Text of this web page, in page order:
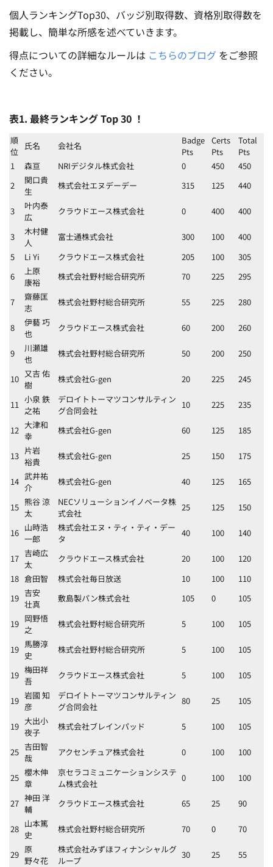
個人ランキングTop30、バッジ別取得数、資格別取得数を
掲載し、簡単な所感を述べていきます。
得点についての詳細なルールは こちらのブログ をご参照
ください。
表1. 最終ランキング Top 30 ！
順
位
氏名 会社名
Badge
Pts
Certs
Pts
Total
Pts
1
森亘 NRIデジタル株式会社 0 450
450
2
関口貴
生
株式会社エヌデーデー 315 125 440
3
叶内泰
広
クラウドエース株式会社 0 400 400
3
木村健
人
富士通株式会社 300 100
400
5
Li Yi クラウドエース株式会社 205 100
305
6
上原
康裕
株式会社野村総合研究所 70 225 295
7
齋藤匡
志
株式会社野村総合研究所 55 225 280
8
伊藝 巧
也
クラウドエース株式会社 60 200 260
9
川瀬雄
也
株式会社野村総合研究所 50 200 250
10 又吉 佑
樹
株式会社G-gen 20 225 245
11 小泉 鉄
之祐
デロイトトーマツコンサルティン
グ合同会社
10 225 235
12 大津和
幸
株式会社G-gen 60 125 185
13 片岩
裕貴
株式会社G-gen 25 150 175
14 武井祐
介
株式会社G-gen 40 125 165
15 熊谷 涼
太
NECソリューションイノベータ株
式会社
25 125 150
16 山時浩
一郎
株式会社エヌ・ティ・ティ・デー
タ
40 100 140
17 吉崎広
太
クラウドエース株式会社 20 100
120
18 倉田智 株式会社毎日放送 10 100
110
19 吉安
壮真
敷島製パン株式会社 105 0 105
19 岡野悟
之
株式会社野村総合研究所 5 100 105
19 馬勝淳
史
株式会社野村総合研究所 5 100 105
19 梅田祥
吾
クラウドエース株式会社 5 100 105
19 岩國 知
彦
デロイトトーマツコンサルティン
グ合同会社
80 25 105
19 大出小
夜子
株式会社ブレインパッド 5 100 105
25 吉田智
哉
アクセンチュア株式会社 0 100 100
25 櫻木伸
章
京セラコミュニケーションシステ
ム株式会社
0 100 100
27 神田 洋
輔
クラウドエース株式会社 65 25 90
28 山本篤
史
株式会社野村総合研究所 70 0 70
29 原
野々花
株式会社みずほフィナンシャルグ
ループ
30 25 55